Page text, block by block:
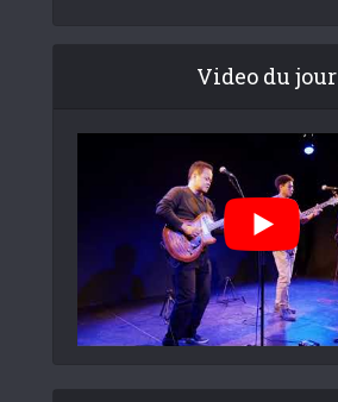
Video du jour